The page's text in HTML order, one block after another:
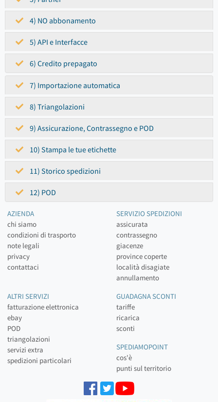
4) NO abbonamento
5) API e Interfacce
6) Credito prepagato
7) Importazione automatica
8) Triangolazioni
9) Assicurazione, Contrassegno e POD
10) Stampa le tue etichette
11) Storico spedizioni
12) POD
AZIENDA
chi siamo
condizioni di trasporto
note legali
privacy
contattaci
SERVIZIO SPEDIZIONI
assicurata
contrassegno
giacenze
province coperte
località disagiate
annullamento
ALTRI SERVIZI
fatturazione elettronica
ebay
POD
triangolazioni
servizi extra
spedizioni particolari
GUADAGNA SCONTI
tariffe
ricarica
sconti
SPEDIAMOPOINT
cos'è
punti sul territorio